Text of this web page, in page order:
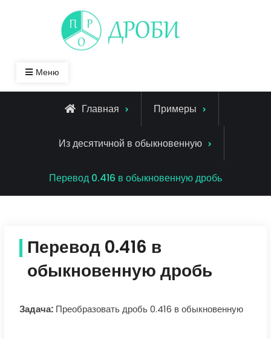
Меню
Главная Примеры
Из десятичной в обыкновенную
Перевод 0.416 в обыкновенную дробь
Перевод 0.416 в
обыкновенную дробь
Задача:Преобразовать дробь 0.416 в обыкновенную